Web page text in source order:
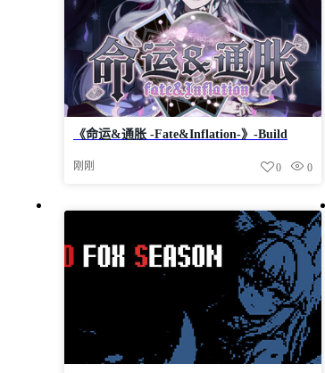
《命运&通胀 -Fate&Inflation-》-Build
刚刚 0
0